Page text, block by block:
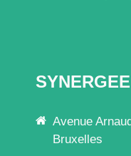
Avenue
Bruxelles